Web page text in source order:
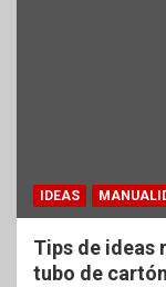
IDEAS
Tips de ideas
tubo de